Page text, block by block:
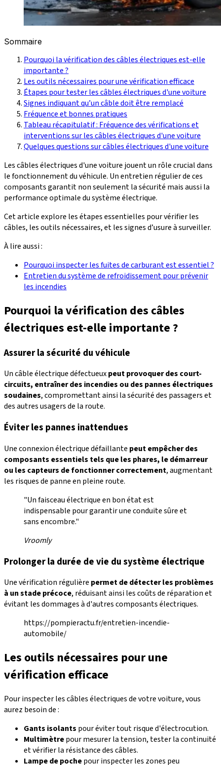
Sommaire
Pourquoi la vérification des câbles électriques est-elle
importante ?
Les outils nécessaires pour une vérification efficace
Étapes pour tester les câbles électriques d'une voiture
Signes indiquant qu’un câble doit être remplacé
Fréquence et bonnes pratiques
Tableau récapitulatif : Fréquence des vérifications et
interventions sur les câbles électriques d'une voiture
Quelques questions sur câbles électriques d'une voiture
Les câbles électriques d'une voiture jouent un rôle crucial dans
le fonctionnement du véhicule. Un entretien régulier de ces
composants garantit non seulement la sécurité mais aussi la
performance optimale du système électrique.
Cet article explore les étapes essentielles pour vérifier les
câbles, les outils nécessaires, et les signes d’usure à surveiller.
À lire aussi :
Pourquoi inspecter les fuites de carburant est essentiel ?
Entretien du système de refroidissement pour prévenir
les incendies
Pourquoi la vérification des câbles
électriques est-elle importante ?
Assurer la sécurité du véhicule
Un câble électrique défectueuxpeut provoquer des court-
circuits, entraîner des incendies ou des pannes électriques
soudaines, compromettant ainsi la sécurité des passagers et
des autres usagers de la route.
Éviter les pannes inattendues
Une connexion électrique défaillante peut empêcher des
composants essentiels tels que les phares, le démarreur
ou les capteurs de fonctionner correctement, augmentant
les risques de panne en pleine route.
"Un faisceau électrique en bon état est
indispensable pour garantir une conduite sûre et
sans encombre."
Vroomly
Prolonger la durée de vie du système électrique
Une vérification régulière permet de détecter les problèmes
à un stade précoce, réduisant ainsi les coûts de réparation et
évitant les dommages à d'autres composants électriques.
https://pompieractu.fr/entretien-incendie-
automobile/
Les outils nécessaires pour une
vérification efficace
Pour inspecter les câbles électriques de votre voiture, vous
aurez besoin de :
Gants isolants pour éviter tout risque d'électrocution.
Multimètrepour mesurer la tension, tester la continuité
et vérifier la résistance des câbles.
Lampe de pochepour inspecter les zones peu